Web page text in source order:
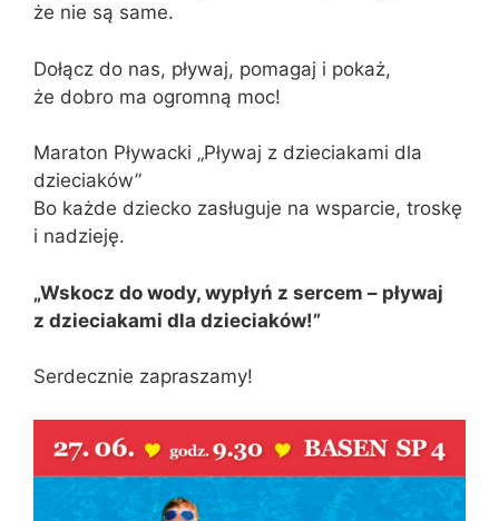
że nie są same.
Dołącz do nas, pływaj, pomagaj i pokaż,
że dobro ma ogromną moc!
Maraton Pływacki „Pływaj z dzieciakami dla
dzieciaków”
Bo każde dziecko zasługuje na wsparcie, troskę
i nadzieję.
„Wskocz do wody, wypłyń z sercem – pływaj
z dzieciakami dla dzieciaków!”
Serdecznie zapraszamy!